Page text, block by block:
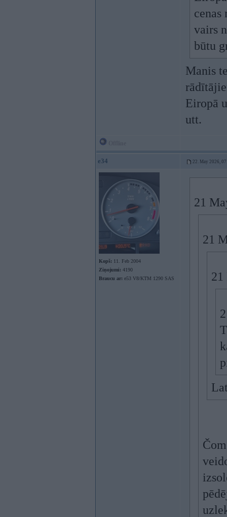
vairs
būtu
Manis
Eiropā
utt.
e34 22. May 2026,
Kopš: 11. Feb 2004
Ziņojumi: 4190
Braucu ar: e53 V8/KTM 1290 SAS
21
21
21